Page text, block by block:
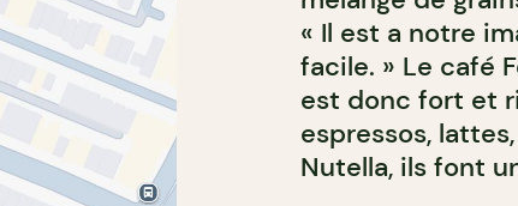
« Il est a notre
facile. » Le café
est donc fort et
espressos,
Nutella, ils font